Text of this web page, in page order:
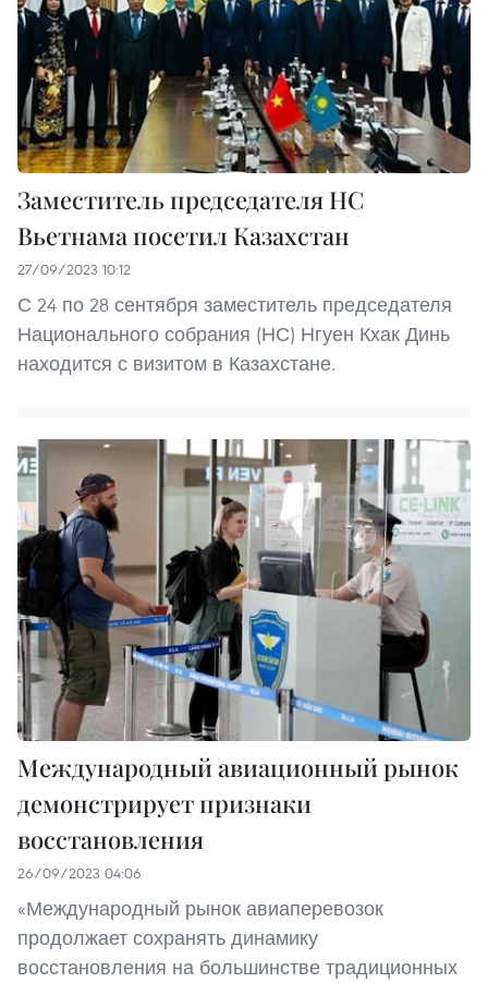
Заместитель председателя НС
Вьетнама посетил Казахстан
27/09/2023 10:12
С 24 по 28 сентября заместитель председателя
Национального собрания (НС) Нгуен Кхак Динь
находится с визитом в Казахстане.
Международный авиационный рынок
демонстрирует признаки
восстановления
26/09/2023 04:06
«Международный рынок авиаперевозок
продолжает сохранять динамику
восстановления на большинстве традиционных